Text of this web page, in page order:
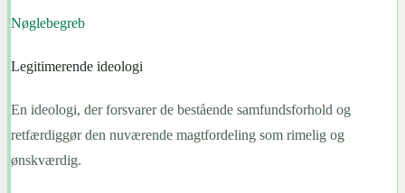
Nøglebegreb
Legitimerende ideologi
En ideologi, der forsvarer de bestående samfundsforhold og
retfærdiggør den nuværende magtfordeling som rimelig og
ønskværdig.